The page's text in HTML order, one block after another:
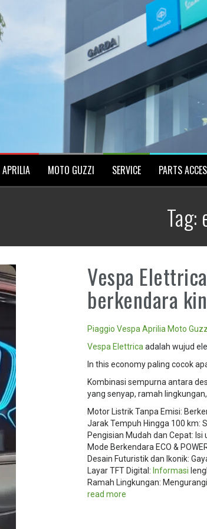
APRILIA MOTO GUZZI SERVICE PARTS
Tag:
Vespa
berkendara
Piaggio Vespa Aprilia Moto
Vespa Elettrica adalah wujud
In this economy paling cocok
Kombinasi sempurna antara
yang senyap, ramah
Motor Listrik Tanpa Emisi:
Jarak Tempuh Hingga 100 km:
Pengisian Mudah dan Cepat:
Mode Berkendara ECO &
Desain Futuristik dan Ikonik:
Layar TFT Digital: Informasi
Ramah Lingkungan:
read more